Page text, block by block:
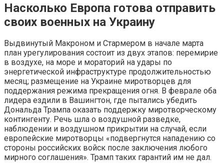
Насколько Европа готова отправить
своих военных на Украину
Выдвинутый Макроном и Стармером в начале марта
план урегулирования состоит из двух этапов: перемирие
в воздухе, на море и мораторий на удары по
энергетической инфраструктуре продолжительностью
месяц; размещение на Украине миротворцев для
поддержания режима прекращения огня. В феврале оба
лидера ездили в Вашингтон, где пытались убедить
Дональда Трампа оказать поддержку миротворческому
контингенту. Речь шла о воздушной разведке,
наблюдении и воздушном прикрытии на случай, если
европейские миротворцы «подвергнутся нападению со
стороны российских войск после заключения любого
мирного соглашения». Трамп таких гарантий им не дал.